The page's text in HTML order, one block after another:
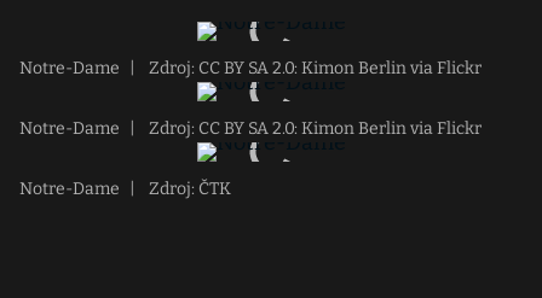
Notre-Dame Zdroj: CC BY SA 2.0: Kimon Berlin via Flickr
Notre-Dame Zdroj: CC BY SA 2.0: Kimon Berlin via Flickr
Notre-Dame Zdroj: ČTK